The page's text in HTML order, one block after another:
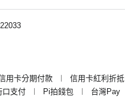
用卡分期付款 ︱ 信用卡紅利折抵
口支付 ︱ Pi拍錢包 ︱ 台灣Pay